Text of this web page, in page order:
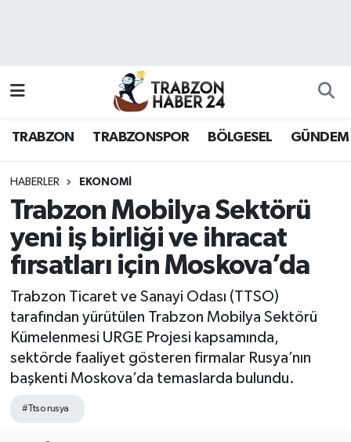
TRABZON TRABZONSPOR BÖLGESEL GÜNDEM
HABERLER EKONOMI
Trabzon Mobilya Sektörü
yeni iş birliği ve ihracat
fırsatları için Moskova’da
Trabzon Ticaret ve Sanayi Odası (TTSO)
tarafından yürütülen Trabzon Mobilya Sektörü
Kümelenmesi URGE Projesi kapsamında,
sektörde faaliyet gösteren firmalar Rusya’nın
başkenti Moskova’da temaslarda bulundu.
#Ttso rusya
Hava Durumu
Namaz Vakitleri
Trafik Durumu
Süper Lig Puan Durumu ve Fikstür
Tüm Manşetler
Son Dakika Haberleri
Haber Arşivi